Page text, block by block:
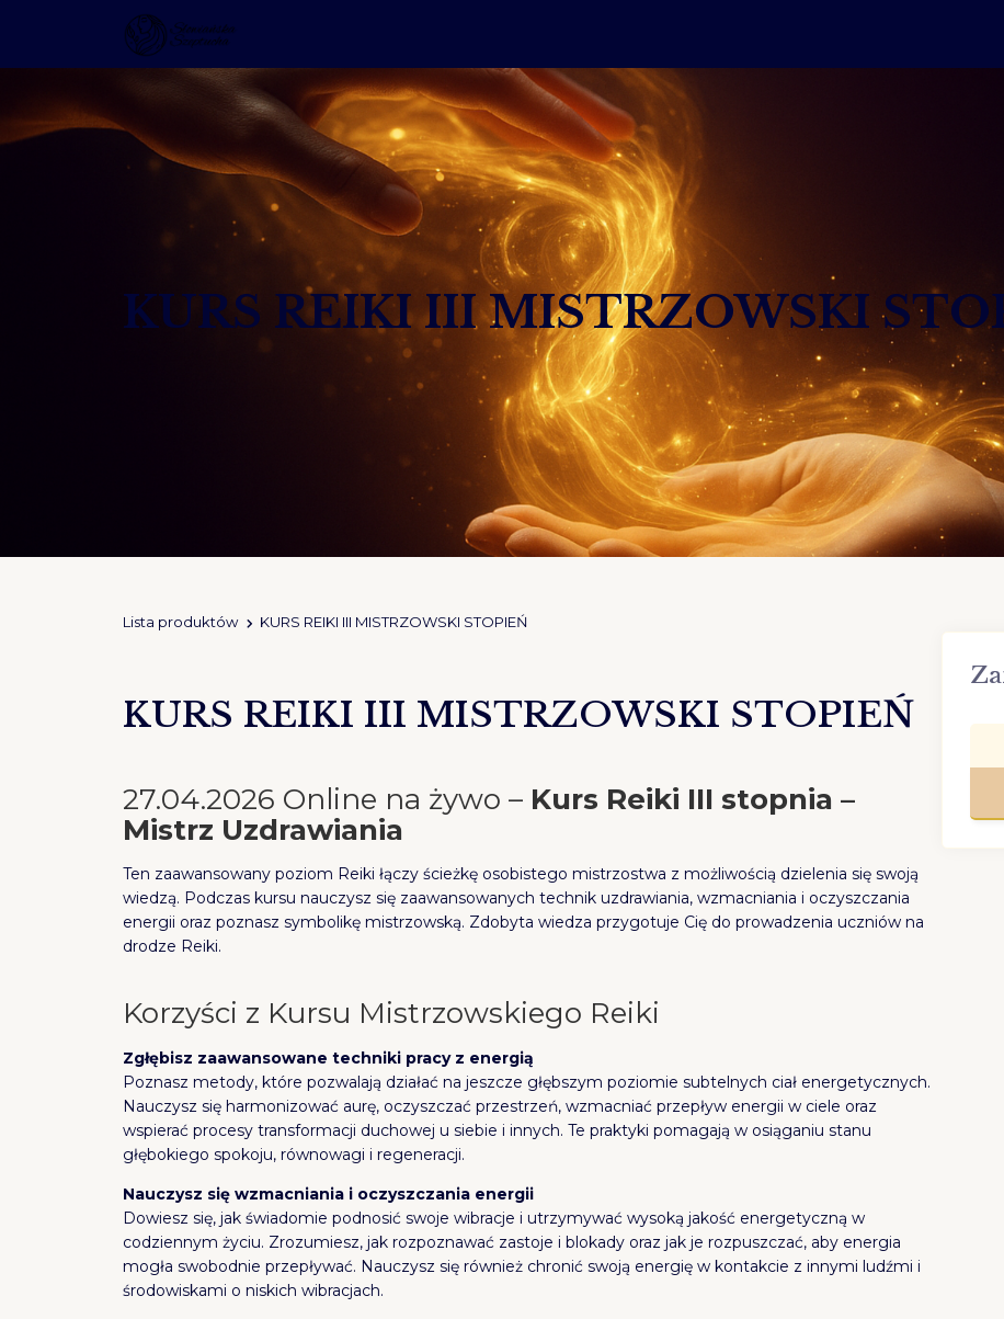
KURS REIKI III MISTRZOWSKI
Lista produktów KURS REIKI III MISTRZOWSKI STOPIEŃ
KURS REIKI III MISTRZOWSKI STOPIEŃ
27.04.2026 Online na żywo – Kurs Reiki III stopnia –
Mistrz Uzdrawiania
Ten zaawansowany poziom Reiki łączy ścieżkę osobistego mistrzostwa z możliwością dzielenia się swoją
wiedzą. Podczas kursu nauczysz się zaawansowanych technik uzdrawiania, wzmacniania i oczyszczania
energii oraz poznasz symbolikę mistrzowską. Zdobyta wiedza przygotuje Cię do prowadzenia uczniów na
drodze Reiki.
Korzyści z Kursu Mistrzowskiego Reiki
Zgłębisz zaawansowane techniki pracy z energią
Poznasz metody, które pozwalają działać na jeszcze głębszym poziomie subtelnych ciał energetycznych.
Nauczysz się harmonizować aurę, oczyszczać przestrzeń, wzmacniać przepływ energii w ciele oraz
wspierać procesy transformacji duchowej u siebie i innych. Te praktyki pomagają w osiąganiu stanu
głębokiego spokoju, równowagi i regeneracji.
Nauczysz się wzmacniania i oczyszczania energii
Dowiesz się, jak świadomie podnosić swoje wibracje i utrzymywać wysoką jakość energetyczną w
codziennym życiu. Zrozumiesz, jak rozpoznawać zastoje i blokady oraz jak je rozpuszczać, aby energia
mogła swobodnie przepływać. Nauczysz się również chronić swoją energię w kontakcie z innymi ludźmi i
środowiskami o niskich wibracjach.